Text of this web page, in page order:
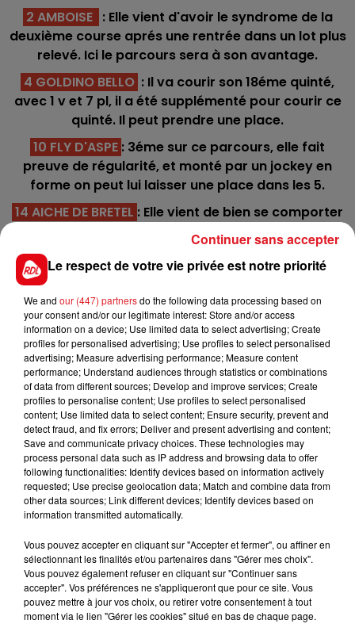
2 AMBOISE : Elle vient d'avoir le syndrome de la
deuxième course aprés une rentrée dans un lot plus
relevé. Ici le parcours sera à son avantage.
4 GOLDINO BELLO : Il va courir son 18éme quinté,
avec 1 v et 7 pl, il a été supplémenté pour courir ce
quinté. Il peut prendre une place.
10 FLY D'ASPE : 3éme sur ce parcours, elle fait
preuve de régularité, et monté par un jockey en
forme on peut lui laisser une place dans les 5.
14 AICHE DE BRETEL : Elle vient de bien se comporter
dans des petits lots. Monte de catégorie, mais peut
surprendre en bas de tableau.
**********
FILS D'ACTUS
15 juillet 2026
BÉTHUNE: ENQUÊTE POUR HOMICIDE
VOLONTAIRE EN COURS, APRÈS LA...
Selon les premiers éléments, le logement servait
Le respect de votre vie privée est notre priorité
We and our (447) partnersdo the following data processing based on
your consent and/or our legitimate interest: Store and/or access
information on a device; Use limited data to select advertising; Create
profiles for personalised advertising; Use profiles to select personalised
advertising; Measure advertising performance; Measure content
performance; Understand audiences through statistics or combinations
of data from different sources; Develop and improve services; Create
profiles to personalise content; Use profiles to select personalised
content; Use limited data to select content; Ensure security, prevent and
detect fraud, and fix errors; Deliver and present advertising and content;
Save and communicate privacy choices. These technologies may
process personal data such as IP address and browsing data to offer
following functionalities: Identify devices based on information actively
requested; Use precise geolocation data; Match and combine data from
other data sources; Link different devices; Identify devices based on
information transmitted automatically.
Vous pouvez accepter en cliquant sur "Accepter et fermer", ou affiner en
sélectionnant les finalités et/ou partenaires dans "Gérer mes choix".
Vous pouvez également refuser en cliquant sur "Continuer sans
accepter". Vos préférences ne s'appliqueront que pour ce site. Vous
pouvez mettre à jour vos choix, ou retirer votre consentement à tout
moment via le lien "Gérer les cookies" situé en bas de chaque page.
Continuer sans accepter